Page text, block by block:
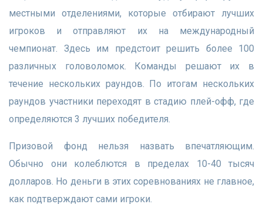
местными отделениями, которые отбирают лучших
игроков и отправляют их на международный
чемпионат. Здесь им предстоит решить более 100
различных головоломок. Команды решают их в
течение нескольких раундов. По итогам нескольких
раундов участники переходят в стадию плей-офф, где
определяются 3 лучших победителя.
Призовой фонд нельзя назвать впечатляющим.
Обычно они колеблются в пределах 10-40 тысяч
долларов. Но деньги в этих соревнованиях не главное,
как подтверждают сами игроки.